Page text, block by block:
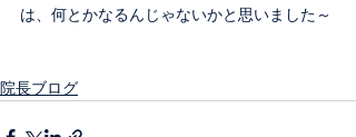
は、何とかなるんじゃないかと思いました～
院長ブログ